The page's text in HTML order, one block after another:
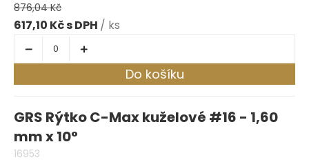
876,04 Kč
617,10 Kč / ks
Do košíku
GRS Rýtko C-Max kuželové #16 - 1,60
mm x 10°
16953